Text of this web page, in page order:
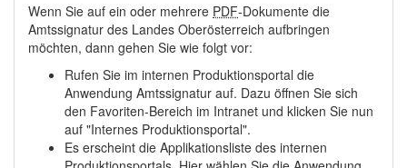
Wenn Sie auf ein oder mehrere PDF-Dokumente die
Amtssignatur des Landes Oberösterreich aufbringen
möchten, dann gehen Sie wie folgt vor:
Rufen Sie im internen Produktionsportal die
Anwendung Amtssignatur auf. Dazu öffnen Sie sich
den Favoriten-Bereich im Intranet und klicken Sie nun
auf "Internes Produktionsportal".
Es erscheint die Applikationsliste des internen